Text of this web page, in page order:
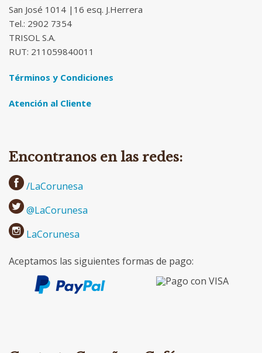
San José 1014 |16 esq. J.Herrera
Tel.: 2902 7354
TRISOL S.A.
RUT: 211059840011
Términos y Condiciones
Atención al Cliente
Encontranos en las redes:
/LaCorunesa
@LaCorunesa
LaCorunesa
Aceptamos las siguientes formas de pago: